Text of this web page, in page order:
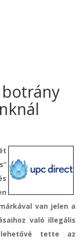
botrány
van jelen a
való illegális
tette az